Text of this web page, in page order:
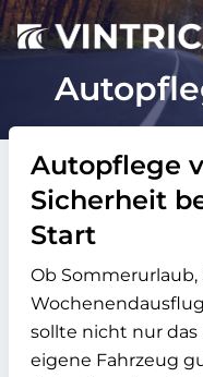
Autopflege
Sicherheit
Start
Ob
sollte nicht nur das
eigene Fahrzeug